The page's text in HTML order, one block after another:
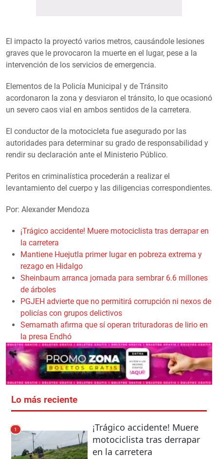
El impacto la proyectó varios metros, causándole lesiones
graves que le provocaron la muerte en el lugar, pese a la
intervención de los servicios de emergencia.
Elementos de la Policía Municipal y de Tránsito
acordonaron la zona y desviaron el tránsito, lo que ocasionó
un severo caos vial en ambos sentidos de la carretera.
El conductor de la motocicleta fue asegurado por las
autoridades para determinar su grado de responsabilidad y
rendir su declaración ante el Ministerio Público.
Peritos en criminalística procederán a realizar el
levantamiento del cuerpo y las diligencias correspondientes.
Por: Alexander Mendoza
¡Trágico accidente! Muere motociclista tras derrapar en
la carretera
Mantiene Huejutla primer lugar en pobreza extrema y
rezago en Hidalgo
Sheinbaum arranca jornada para sembrar 6.6 millones
de árboles
PGJEH advierte que no permitirá corrupción ni nexos de
policías con grupos delictivos
Semarnath afirma que sí operan trituradoras de lirio en
la presa Endhó
Lo más reciente
1
¡Trágico accidente! Muere
motociclista tras derrapar
en la carretera